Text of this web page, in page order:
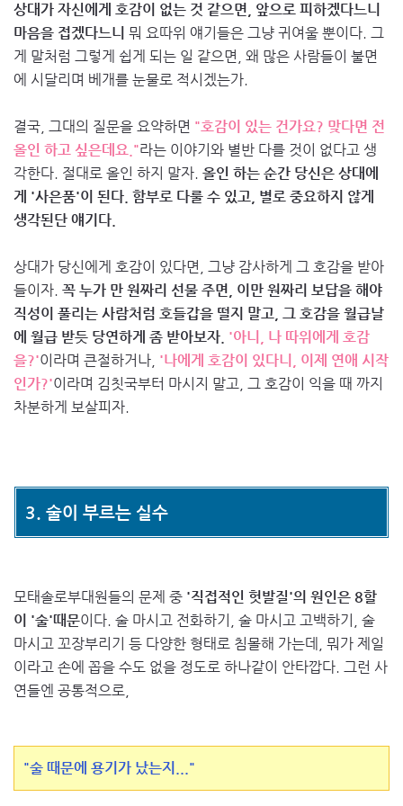
상대가 자신에게 호감이 없는 것 같으면, 앞으로 피하겠다느니
마음을 접겠다느니 뭐 요따위 얘기들은 그냥 귀여울 뿐이다. 그
게 말처럼 그렇게 쉽게 되는 일 같으면, 왜 많은 사람들이 불면
에 시달리며 베개를 눈물로 적시겠는가.
결국, 그대의 질문을 요약하면 "호감이 있는 건가요? 맞다면 전
올인 하고 싶은데요."라는 이야기와 별반 다를 것이 없다고 생
각한다. 절대로 올인 하지 말자. 올인 하는 순간 당신은 상대에
게 '사은품'이 된다. 함부로 다룰 수 있고, 별로 중요하지 않게
생각된단 얘기다.
상대가 당신에게 호감이 있다면, 그냥 감사하게 그 호감을 받아
들이자. 꼭 누가 만 원짜리 선물 주면, 이만 원짜리 보답을 해야
직성이 풀리는 사람처럼 호들갑을 떨지 말고, 그 호감을 월급날
에 월급 받듯 당연하게 좀 받아보자. '아니, 나 따위에게 호감
을?'이라며 큰절하거나, '나에게 호감이 있다니, 이제 연애 시작
인가?'이라며 김칫국부터 마시지 말고, 그 호감이 익을 때 까지
차분하게 보살피자.
3. 술이 부르는 실수
모태솔로부대원들의 문제 중 '직접적인 헛발질'의 원인은 8할
이 '술'때문이다. 술 마시고 전화하기, 술 마시고 고백하기, 술
마시고 꼬장부리기 등 다양한 형태로 침몰해 가는데, 뭐가 제일
이라고 손에 꼽을 수도 없을 정도로 하나같이 안타깝다. 그런 사
연들엔 공통적으로,
"술 때문에 용기가 났는지..."